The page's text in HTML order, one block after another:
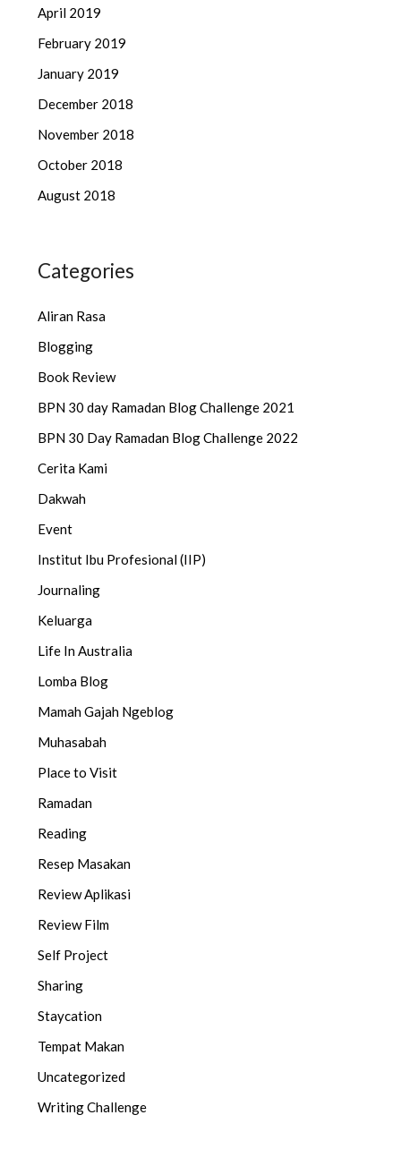
April 2019
February 2019
January 2019
December 2018
November 2018
October 2018
August 2018
Categories
Aliran Rasa
Blogging
Book Review
BPN 30 day Ramadan Blog Challenge 2021
BPN 30 Day Ramadan Blog Challenge 2022
Cerita Kami
Dakwah
Event
Institut Ibu Profesional (IIP)
Journaling
Keluarga
Life In Australia
Lomba Blog
Mamah Gajah Ngeblog
Muhasabah
Place to Visit
Ramadan
Reading
Resep Masakan
Review Aplikasi
Review Film
Self Project
Sharing
Staycation
Tempat Makan
Uncategorized
Writing Challenge